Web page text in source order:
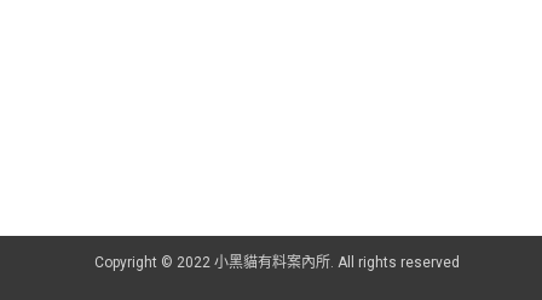
Copyright © 2022 小黑貓有料案內所. All rights reserved